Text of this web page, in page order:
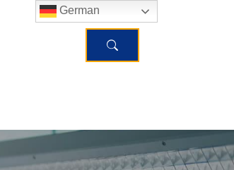
German